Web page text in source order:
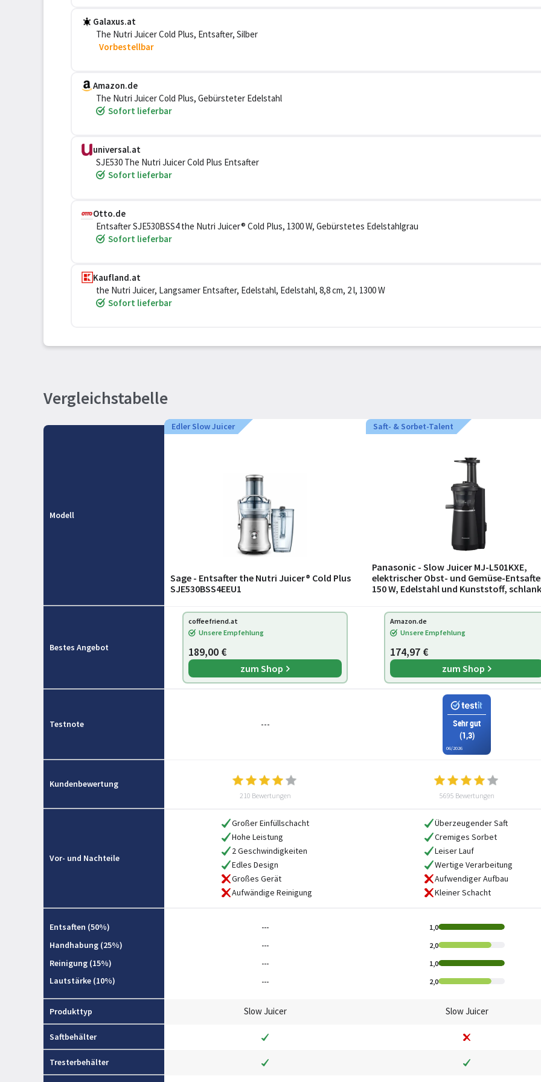
Galaxus.at
The Nutri Juicer Cold Plus, Entsafter, Silber
Vorbestellbar
Amazon.de
The Nutri Juicer Cold Plus, Gebürsteter Edelstahl
Sofort lieferbar
universal.at
SJE530 The Nutri Juicer Cold Plus Entsafter
Sofort lieferbar
Otto.de
Entsafter SJE530BSS4 the Nutri Juicer® Cold Plus, 1300 W, Gebürstetes Edelstahlgrau
Sofort lieferbar
Kaufland.at
the Nutri Juicer, Langsamer Entsafter, Edelstahl, Edelstahl, 8,8 cm, 2 l, 1300 W
Sofort lieferbar
Vergleichstabelle
Modell
Edler Slow Juicer
Sage - Entsafter the Nutri Juicer® Cold Plus
SJE530BSS4EEU1
Saft- & Sorbet-Talent
Panasonic - Slow Juicer MJ-L501KXE,
elektrischer Obst- und Gemüse-
150 W, Edelstahl und Kunststoff,
gefroren
Bestes Angebot
coffeefriend.at
Unsere Empfehlung
189,00 €
zum Shop
Amazon.de
Unsere Empfehlung
174,97 €
zum Shop
Testnote ---
Sehr gut
(1,3)
06/2026
Kundenbewertung
210 Bewertungen 5695 Bewertungen
Vor- und Nachteile
Großer Einfüllschacht
Hohe Leistung
2 Geschwindigkeiten
Edles Design
Großes Gerät
Aufwändige Reinigung
Überzeugender Saft
Cremiges Sorbet
Leiser Lauf
Wertige Verarbeitung
Aufwendiger Aufbau
Kleiner Schacht
Entsaften (50%) --- 1,0
Handhabung (25%) --- 2,0
Reinigung (15%) --- 1,0
Lautstärke (10%) --- 2,0
Produkttyp Slow Juicer Slow Juicer
Saftbehälter
Tresterbehälter